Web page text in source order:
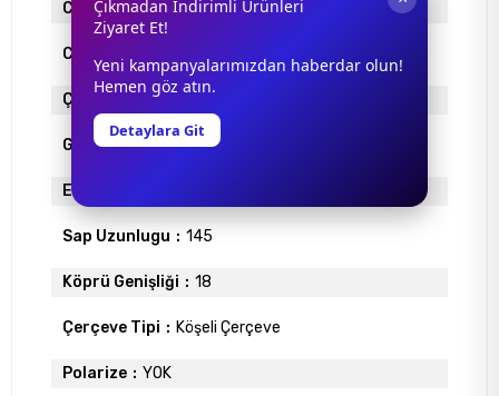
Cam Materyali ORGANİK
Cam Rengi
Çerçeve Materyali
Gövde Rengi SİYAH
Ekartman
Sap Uzunlugu 145
Köprü Genişliği 18
Çerçeve Tipi Köşeli Çerçeve
Polarize YOK
Çıkmadan İndirimli Ürünleri
Ziyaret Et!
Yeni kampanyalarımızdan haberdar olun!
Hemen göz atın.
Detaylara Git